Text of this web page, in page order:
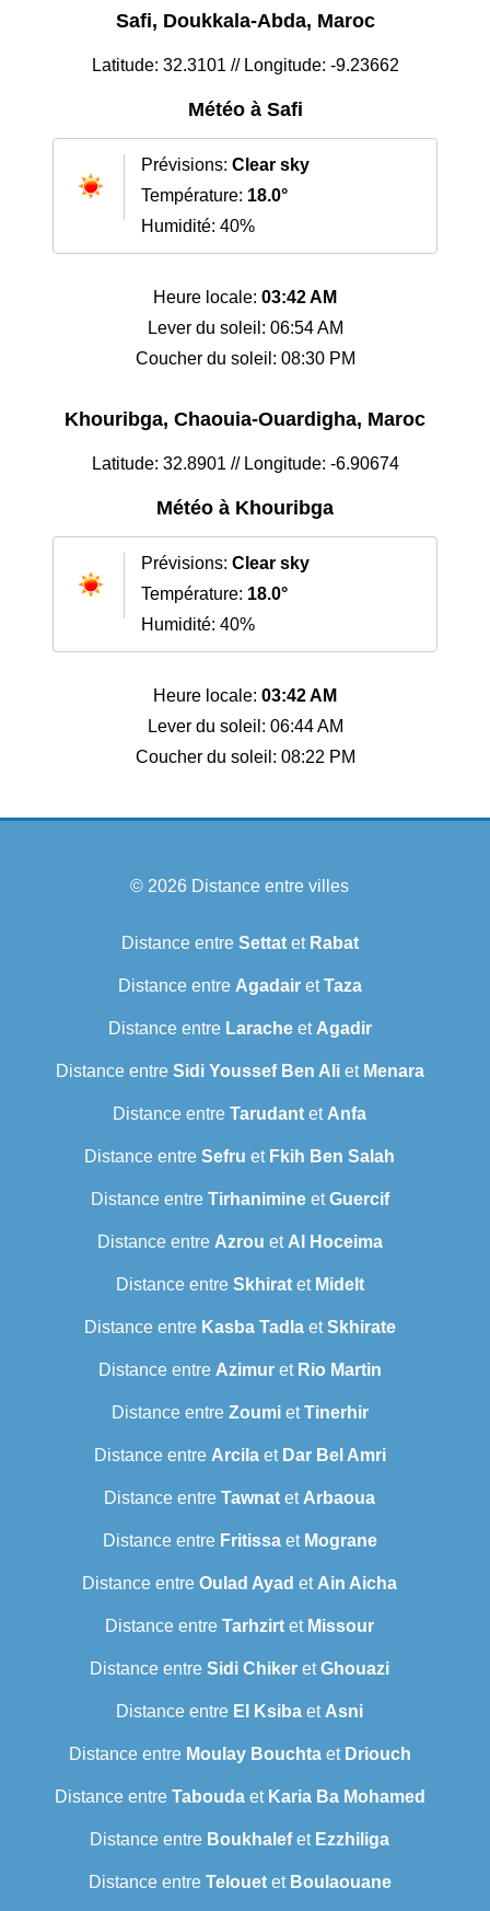
Safi, Doukkala-Abda, Maroc
Latitude: 32.3101 // Longitude: -9.23662
Météo à Safi
Prévisions: Clear sky
Température: 18.0°
Humidité: 40%
Heure locale: 03:42 AM
Lever du soleil: 06:54 AM
Coucher du soleil: 08:30 PM
Khouribga, Chaouia-Ouardigha, Maroc
Latitude: 32.8901 // Longitude: -6.90674
Météo à Khouribga
Prévisions: Clear sky
Température: 18.0°
Humidité: 40%
Heure locale: 03:42 AM
Lever du soleil: 06:44 AM
Coucher du soleil: 08:22 PM
© 2026 Distance entre villes
Distance entre Settatet Rabat
Distance entre AgadairetTaza
Distance entre Laracheet Agadir
Distance entre Sidi Youssef Ben Aliet Menara
Distance entre Tarudant et Anfa
Distance entre Sefru et Fkih Ben Salah
Distance entre TirhanimineetGuercif
Distance entre Azrou et Al Hoceima
Distance entre Skhiratet Midelt
Distance entre Kasba TadlaetSkhirate
Distance entre Azimuret Rio Martin
Distance entre ZoumietTinerhir
Distance entre Arcilaet Dar Bel Amri
Distance entre Tawnat et Arbaoua
Distance entre Fritissaet Mograne
Distance entre Oulad Ayad et Ain Aicha
Distance entre Tarhzirt et Missour
Distance entre Sidi Chiker etGhouazi
Distance entre El Ksiba et Asni
Distance entre Moulay Bouchtaet Driouch
Distance entre Taboudaet Karia Ba Mohamed
Distance entre Boukhalefet Ezzhiliga
Distance entre Telouetet Boulaouane